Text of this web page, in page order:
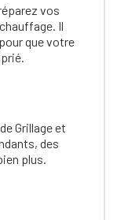
vos
Il
que votre
Grillage et
des
plus.